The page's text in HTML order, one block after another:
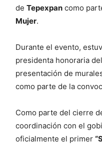
de Tepexpan como
Mujer.
Durante el evento,
presidenta honoraria
presentación de
como parte de la
Como parte del cierre
coordinación con el
oficialmente el primer